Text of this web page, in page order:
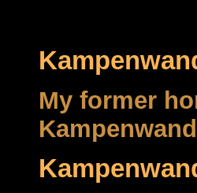
My former